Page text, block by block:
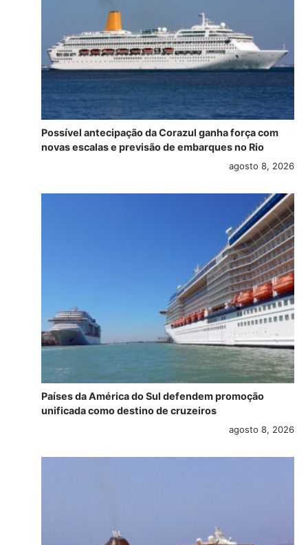
Possível antecipação da Corazul ganha força com
novas escalas e previsão de embarques no Rio
agosto 8, 2026
Países da América do Sul defendem promoção
unificada como destino de cruzeiros
agosto 8, 2026